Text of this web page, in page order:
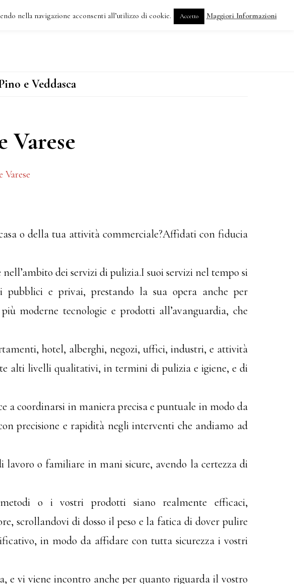
INTERVENTI DOVE SIAMO
e Veddasca
Varese
Varese
o della tua attività commerciale?Affidati con fiducia
dei servizi di pulizia.I suoi servizi nel tempo si
pubblici e privai, prestando la sua opera anche per
moderne tecnologie e prodotti all’avanguardia, che
hotel, alberghi, negozi, uffici, industri, e attività
alti livelli qualitativi, in termini di pulizia e igiene, e di
a coordinarsi in maniera precisa e puntuale in modo da
precisione e rapidità negli interventi che andiamo ad
o familiare in mani sicure, avendo la certezza di
o i vostri prodotti siano realmente efficaci,
scrollandovi di dosso il peso e la fatica di dover pulire
in modo da affidare con tutta sicurezza i vostri
e vi viene incontro anche per quanto riguarda il vostro
nella navigazione acconsenti all’utilizzo di cookie. Accetto Maggiori Informazioni